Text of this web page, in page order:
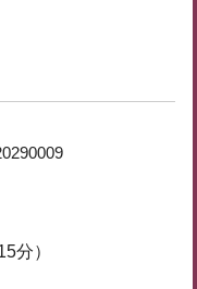
分）